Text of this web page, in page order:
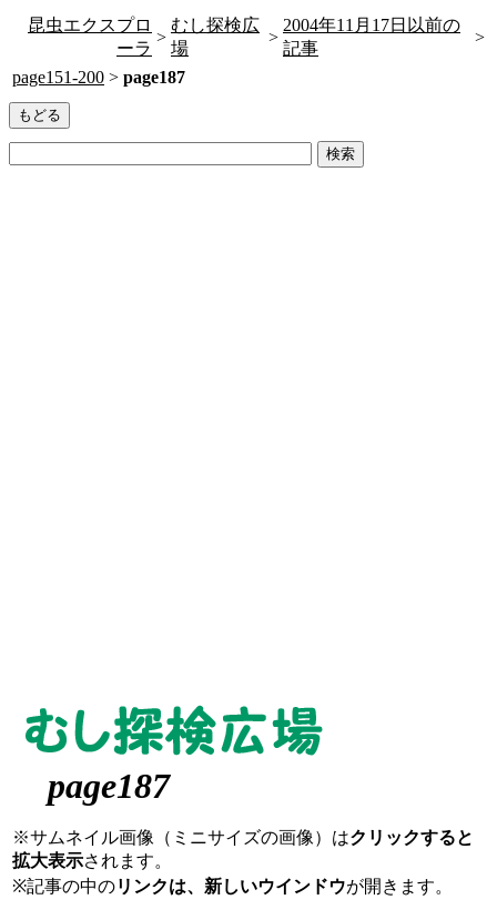
昆虫エクスプロ
ーラ
>
むし探検広
場
>
2004年11月17日以前の
記事
>
page151-200 > page187
page187
※サムネイル画像（ミニサイズの画像）はクリックすると
拡大表示されます。
※記事の中のリンクは、新しいウインドウが開きます。